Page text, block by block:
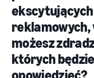
reklamowych,
możesz
których